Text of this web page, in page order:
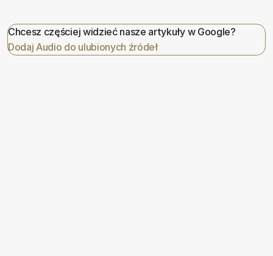
Chcesz częściej widzieć nasze artykuły w Google?
Dodaj Audio do ulubionych źródeł